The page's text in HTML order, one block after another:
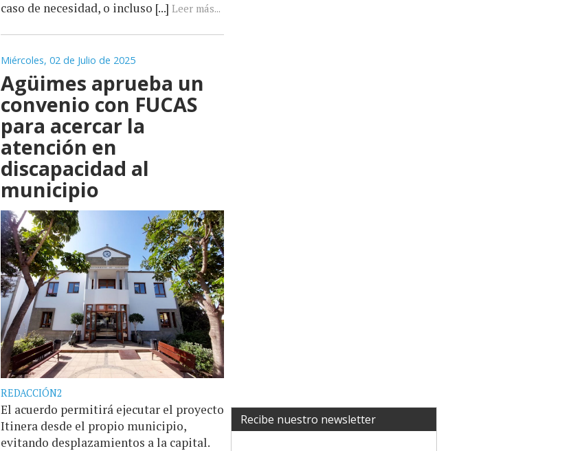
caso de necesidad, o incluso [...] Leer más...
Miércoles, 02 de Julio de 2025
Agüimes aprueba un
convenio con FUCAS
para acercar la
atención en
discapacidad al
municipio
REDACCIÓN2
El acuerdo permitirá ejecutar el proyecto
Itinera desde el propio municipio,
evitando desplazamientos a la capital.
Recibe nuestro newsletter